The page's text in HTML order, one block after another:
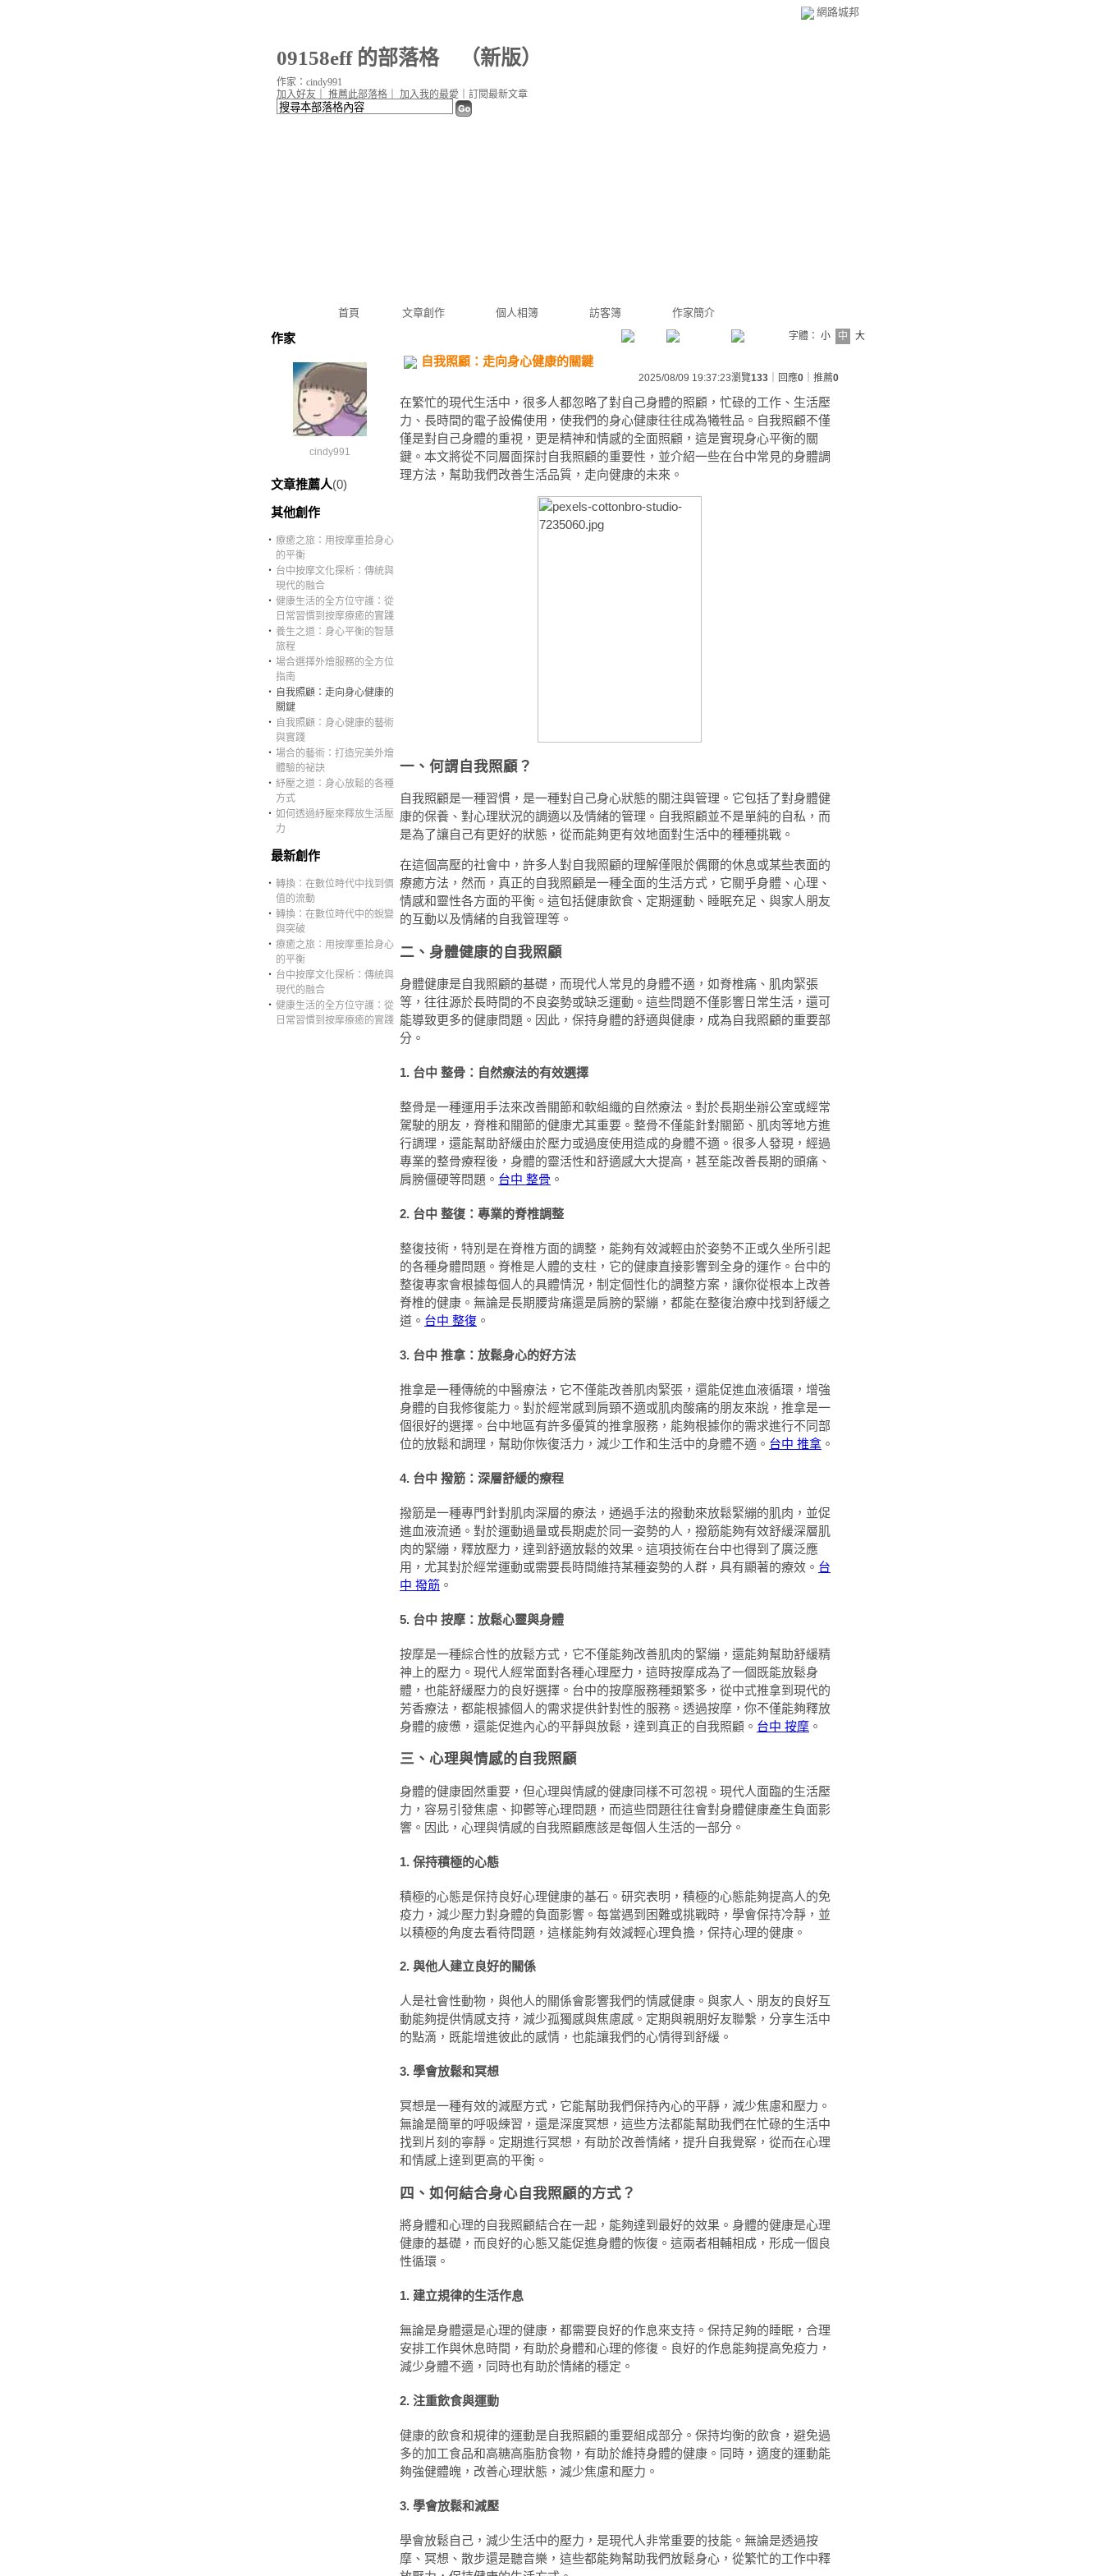
網路城邦
09158eff 的部落格（新版）
首頁 文章創作 個人相簿 訪客簿 作家簡介
加入好友 推薦此部落格 加入我的最愛 訂閱最新文章
作家：cindy991
作家
cindy991
文章推薦人(0)
其他創作
‧ 療癒之旅：用按摩重拾身心
的平衡
‧ 台中按摩文化探析：傳統與
現代的融合
‧ 健康生活的全方位守護：從
日常習慣到按摩療癒的實踐
‧ 養生之道：身心平衡的智慧
旅程
‧ 場合選擇外燴服務的全方位
指南
‧ 自我照顧：走向身心健康的
關鍵
‧ 自我照顧：身心健康的藝術
與實踐
‧ 場合的藝術：打造完美外燴
體驗的祕訣
‧ 紓壓之道：身心放鬆的各種
方式
‧ 如何透過紓壓來釋放生活壓
力
最新創作
‧ 轉換：在數位時代中找到價
值的流動
‧ 轉換：在數位時代中的蛻變
與突破
‧ 療癒之旅：用按摩重拾身心
的平衡
‧ 台中按摩文化探析：傳統與
現代的融合
‧ 健康生活的全方位守護：從
日常習慣到按摩療癒的實踐
字體： 小 中 大
自我照顧：走向身心健康的關鍵
2025/08/09 19:37:23瀏覽133 ｜回應0 ｜推薦0
在繁忙的現代生活中，很多人都忽略了對自己身體的照顧，忙碌的工作、生活壓
力、長時間的電子設備使用，使我們的身心健康往往成為犧牲品。自我照顧不僅
僅是對自己身體的重視，更是精神和情感的全面照顧，這是實現身心平衡的關
鍵。本文將從不同層面探討自我照顧的重要性，並介紹一些在台中常見的身體調
理方法，幫助我們改善生活品質，走向健康的未來。
一、何謂自我照顧？
自我照顧是一種習慣，是一種對自己身心狀態的關注與管理。它包括了對身體健
康的保養、對心理狀況的調適以及情緒的管理。自我照顧並不是單純的自私，而
是為了讓自己有更好的狀態，從而能夠更有效地面對生活中的種種挑戰。
在這個高壓的社會中，許多人對自我照顧的理解僅限於偶爾的休息或某些表面的
療癒方法，然而，真正的自我照顧是一種全面的生活方式，它關乎身體、心理、
情感和靈性各方面的平衡。這包括健康飲食、定期運動、睡眠充足、與家人朋友
的互動以及情緒的自我管理等。
二、身體健康的自我照顧
身體健康是自我照顧的基礎，而現代人常見的身體不適，如脊椎痛、肌肉緊張
等，往往源於長時間的不良姿勢或缺乏運動。這些問題不僅影響日常生活，還可
能導致更多的健康問題。因此，保持身體的舒適與健康，成為自我照顧的重要部
分。
1. 台中 整骨：自然療法的有效選擇
整骨是一種運用手法來改善關節和軟組織的自然療法。對於長期坐辦公室或經常
駕駛的朋友，脊椎和關節的健康尤其重要。整骨不僅能針對關節、肌肉等地方進
行調理，還能幫助舒緩由於壓力或過度使用造成的身體不適。很多人發現，經過
專業的整骨療程後，身體的靈活性和舒適感大大提高，甚至能改善長期的頭痛、
肩膀僵硬等問題。 台中 整骨 。
2. 台中 整復：專業的脊椎調整
整復技術，特別是在脊椎方面的調整，能夠有效減輕由於姿勢不正或久坐所引起
的各種身體問題。脊椎是人體的支柱，它的健康直接影響到全身的運作。台中的
整復專家會根據每個人的具體情況，制定個性化的調整方案，讓你從根本上改善
脊椎的健康。無論是長期腰背痛還是肩膀的緊繃，都能在整復治療中找到舒緩之
道。 台中 整復 。
3. 台中 推拿：放鬆身心的好方法
推拿是一種傳統的中醫療法，它不僅能改善肌肉緊張，還能促進血液循環，增強
身體的自我修復能力。對於經常感到肩頸不適或肌肉酸痛的朋友來說，推拿是一
個很好的選擇。台中地區有許多優質的推拿服務，能夠根據你的需求進行不同部
位的放鬆和調理，幫助你恢復活力，減少工作和生活中的身體不適。 台中 推拿 。
4. 台中 撥筋：深層舒緩的療程
撥筋是一種專門針對肌肉深層的療法，通過手法的撥動來放鬆緊繃的肌肉，並促
進血液流通。對於運動過量或長期處於同一姿勢的人，撥筋能夠有效舒緩深層肌
肉的緊繃，釋放壓力，達到舒適放鬆的效果。這項技術在台中也得到了廣泛應
用，尤其對於經常運動或需要長時間維持某種姿勢的人群，具有顯著的療效。 台
中 撥筋 。
5. 台中 按摩：放鬆心靈與身體
按摩是一種綜合性的放鬆方式，它不僅能夠改善肌肉的緊繃，還能夠幫助舒緩精
神上的壓力。現代人經常面對各種心理壓力，這時按摩成為了一個既能放鬆身
體，也能舒緩壓力的良好選擇。台中的按摩服務種類繁多，從中式推拿到現代的
芳香療法，都能根據個人的需求提供針對性的服務。透過按摩，你不僅能夠釋放
身體的疲憊，還能促進內心的平靜與放鬆，達到真正的自我照顧。 台中 按摩 。
三、心理與情感的自我照顧
身體的健康固然重要，但心理與情感的健康同樣不可忽視。現代人面臨的生活壓
力，容易引發焦慮、抑鬱等心理問題，而這些問題往往會對身體健康產生負面影
響。因此，心理與情感的自我照顧應該是每個人生活的一部分。
1. 保持積極的心態
積極的心態是保持良好心理健康的基石。研究表明，積極的心態能夠提高人的免
疫力，減少壓力對身體的負面影響。每當遇到困難或挑戰時，學會保持冷靜，並
以積極的角度去看待問題，這樣能夠有效減輕心理負擔，保持心理的健康。
2. 與他人建立良好的關係
人是社會性動物，與他人的關係會影響我們的情感健康。與家人、朋友的良好互
動能夠提供情感支持，減少孤獨感與焦慮感。定期與親朋好友聯繫，分享生活中
的點滴，既能增進彼此的感情，也能讓我們的心情得到舒緩。
3. 學會放鬆和冥想
冥想是一種有效的減壓方式，它能幫助我們保持內心的平靜，減少焦慮和壓力。
無論是簡單的呼吸練習，還是深度冥想，這些方法都能幫助我們在忙碌的生活中
找到片刻的寧靜。定期進行冥想，有助於改善情緒，提升自我覺察，從而在心理
和情感上達到更高的平衡。
四、如何結合身心自我照顧的方式？
將身體和心理的自我照顧結合在一起，能夠達到最好的效果。身體的健康是心理
健康的基礎，而良好的心態又能促進身體的恢復。這兩者相輔相成，形成一個良
性循環。
1. 建立規律的生活作息
無論是身體還是心理的健康，都需要良好的作息來支持。保持足夠的睡眠，合理
安排工作與休息時間，有助於身體和心理的修復。良好的作息能夠提高免疫力，
減少身體不適，同時也有助於情緒的穩定。
2. 注重飲食與運動
健康的飲食和規律的運動是自我照顧的重要組成部分。保持均衡的飲食，避免過
多的加工食品和高糖高脂肪食物，有助於維持身體的健康。同時，適度的運動能
夠強健體魄，改善心理狀態，減少焦慮和壓力。
3. 學會放鬆和減壓
學會放鬆自己，減少生活中的壓力，是現代人非常重要的技能。無論是透過按
摩、冥想、散步還是聽音樂，這些都能夠幫助我們放鬆身心，從繁忙的工作中釋